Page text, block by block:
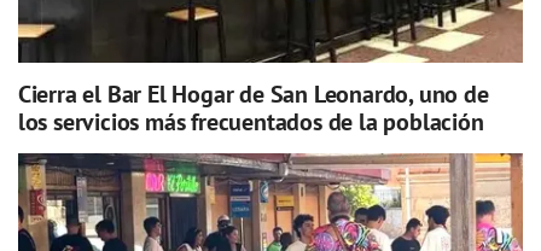
Cierra el Bar El Hogar de San Leonardo, uno de
los servicios más frecuentados de la población